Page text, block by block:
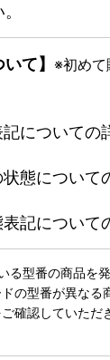
て】 ※初めて
についての
態について
記について
る型番の商品を
の型番が異なる
確認していただ